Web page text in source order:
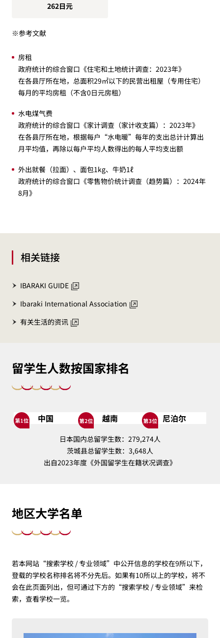
262日元
※参考文献
房租
政府统计的综合窗口《住宅和土地统计调查：2023年》
在各县厅所在地，总面积29㎡以下的民营出租屋（专用住宅）
每月的平均房租（不含0日元房租）
水电煤气费
政府统计的综合窗口《家计调查（家计收支篇）：2023年》
在各县厅所在地，根据每户“水电暖”每年的支出总计计算出
月平均值，再除以每户平均人数得出的每人平均支出额
外出就餐（拉面）、面包1kg、牛奶1ℓ
政府统计的综合窗口《零售物价统计调查（趋势篇）：2024年
8月》
相关链接
IBARAKI GUIDE
Ibaraki International Association
有关生活的资讯
留学生人数按国家排名
中国 越南 尼泊尔
日本国内总留学生数：279,274人
茨城县总留学生数：3,648人
出自2023年度《外国留学生在籍状况调查》
地区大学名单
若本网站“搜索学校 / 专业领域”中公开信息的学校在9所以下，
登载的学校名称排名将不分先后。如果有10所以上的学校，将不
会在此页面列出，但可通过下方的“搜索学校 / 专业领域”来检
索，查看学校一览。